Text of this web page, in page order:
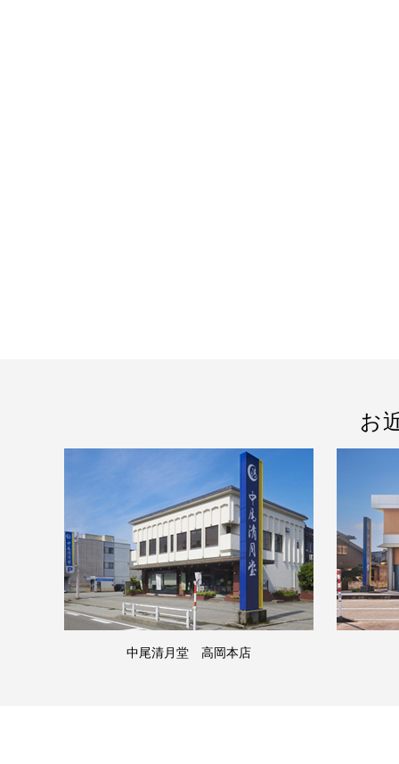
お
中尾清月堂 高岡本店